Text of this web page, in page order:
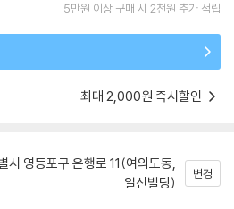
5만원 이상 구매 시 2천원 추가 적립
최대 2,000원 즉시할인
시 영등포구 은행로 11(여의도동,
일신빌딩)
변경